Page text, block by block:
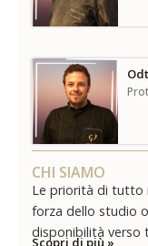
CHI SIAMO
Le priorità di tutto
forza dello studio
disponibilità verso
Scopri di più »